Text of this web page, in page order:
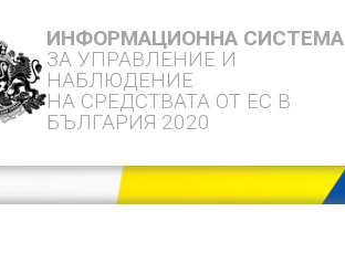
ИНФОРМАЦИОННА СИСТЕМА
ЗА УПРАВЛЕНИЕ И
НАБЛЮДЕНИЕ
НА СРЕДСТВАТА ОТ ЕС В
БЪЛГАРИЯ 2020